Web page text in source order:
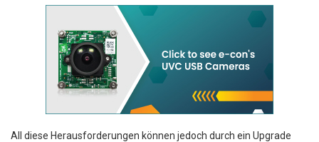
All diese Herausforderungen können jedoch durch ein Upgrade